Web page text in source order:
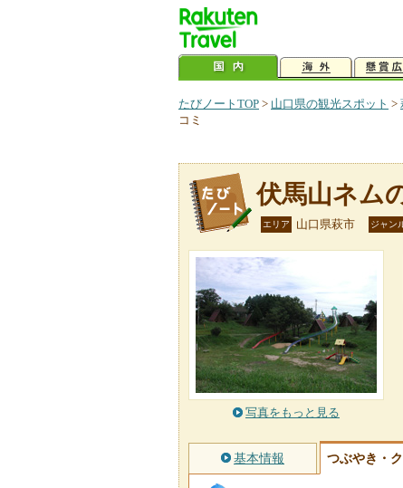
たびノートTOP > 山口県の観光スポット >
コミ
伏馬山ネム
エリア 山口県萩市 ジャン
写真をもっと見る
基本情報 つぶやき・